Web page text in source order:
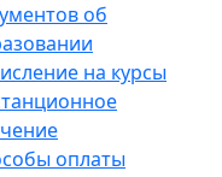
об
на курсы
оплаты